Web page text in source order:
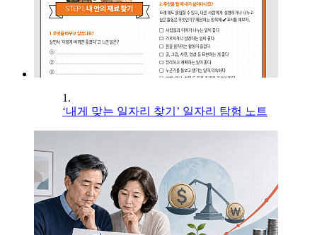
1.
‘내게 맞는 일자리 찾기’ 일자리 탐험 노트